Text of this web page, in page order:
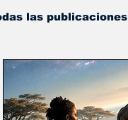
las publicaciones
De interés